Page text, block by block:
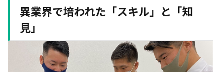
異業界で培われた「スキル」と「知
見」